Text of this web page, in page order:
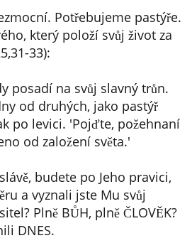
Potřebujeme pastýře.
který položí svůj život za
33):
posadí na svůj slavný trůn.
od druhých, jako pastýř
po levici. 'Pojďte, požehnaní
od založení světa.'
budete po Jeho pravici,
a vyznali jste Mu svůj
Plně BŮH, plně ČLOVĚK?
DNES.